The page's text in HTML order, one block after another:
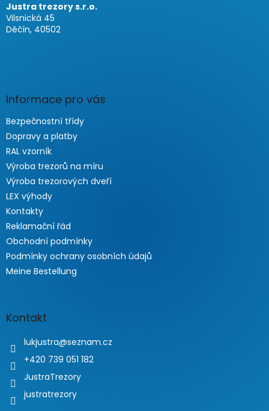
Justra trezory s.r.o.
Vilsnická 45
Děčín, 40502
Informace pro vás
Bezpečnostní třídy
Dopravy a platby
RAL vzorník
Výroba trezorů na míru
Výroba trezorových dveří
LEX výhody
Kontakty
Reklamační řád
Obchodní podmínky
Podmínky ochrany osobních údajů
Meine Bestellung
Kontakt
lukjustra@seznam.cz
+420 739 051 182
JustraTrezory
justratrezory